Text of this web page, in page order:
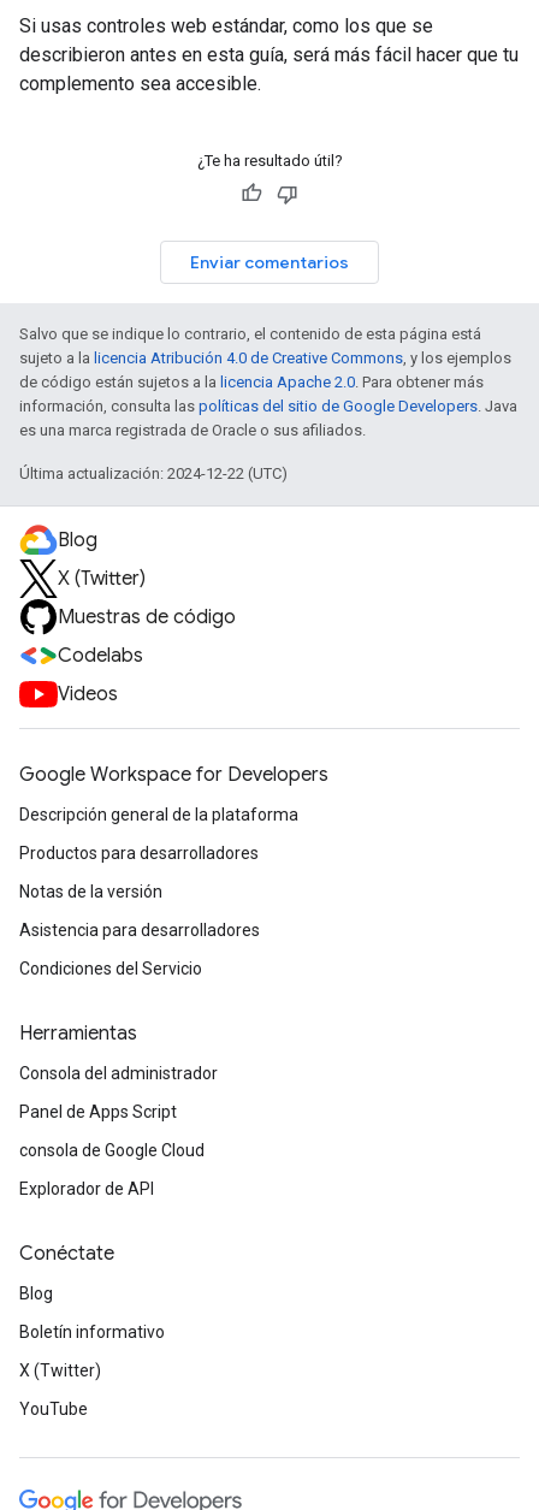
Si usas controles web estándar, como los que se
describieron antes en esta guía, será más fácil hacer que tu
complemento sea accesible.
¿Te ha resultado útil?
Enviar comentarios
Salvo que se indique lo contrario, el contenido de esta página está
sujeto a la licencia Atribución 4.0 de Creative Commons, y los ejemplos
de código están sujetos a la licencia Apache 2.0. Para obtener más
información, consulta las políticas del sitio de Google Developers. Java
es una marca registrada de Oracle o sus afiliados.
Última actualización: 2024-12-22 (UTC)
Blog
X (Twitter)
Muestras de código
Codelabs
Videos
Google Workspace for Developers
Descripción general de la plataforma
Productos para desarrolladores
Notas de la versión
Asistencia para desarrolladores
Condiciones del Servicio
Herramientas
Consola del administrador
Panel de Apps Script
consola de Google Cloud
Explorador de API
Conéctate
Blog
Boletín informativo
X (Twitter)
YouTube